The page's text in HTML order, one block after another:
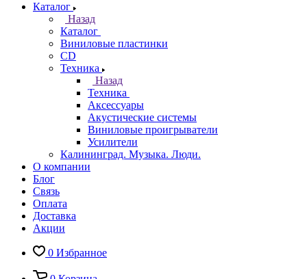
Каталог
Назад
Каталог
Виниловые пластинки
CD
Техника
Назад
Техника
Аксессуары
Акустические системы
Виниловые проигрыватели
Усилители
Калининград. Музыка. Люди.
О компании
Блог
Связь
Оплата
Доставка
Акции
0 Избранное